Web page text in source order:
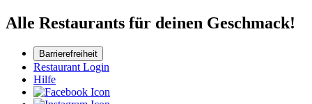
Alle Restaurants für deinen Geschmack!
Barrierefreiheit
Restaurant Login
Hilfe